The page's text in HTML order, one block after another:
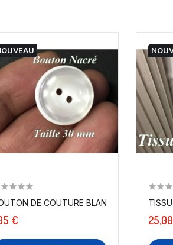
20 MM,...
DE COUTURE BLANC NACRÉ EN
€